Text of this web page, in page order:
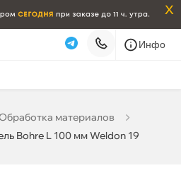
x
Инфо
материало
Bohre L 100 мм Weldon 19